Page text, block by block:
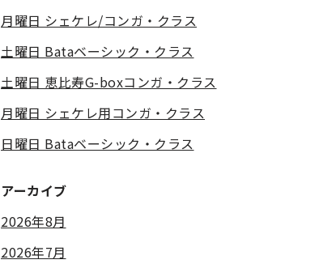
月曜日 シェケレ/コンガ・クラス
土曜日 Bataベーシック・クラス
土曜日 恵比寿G-boxコンガ・クラス
月曜日 シェケレ用コンガ・クラス
日曜日 Bataベーシック・クラス
アーカイブ
2026年8月
2026年7月